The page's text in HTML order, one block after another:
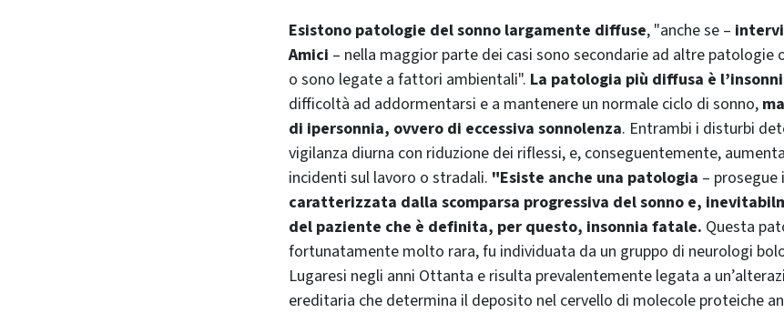
Esistono patologie del sonno largamente diffuse, "anche se –
Amici – nella maggior parte dei casi sono secondarie ad altre patologie
o sono legate a fattori ambientali". La patologia più diffusa è
difficoltà ad addormentarsi e a mantenere un normale ciclo di sonno,
di ipersonnia, ovvero di eccessiva sonnolenza. Entrambi i disturbi
vigilanza diurna con riduzione dei riflessi, e, conseguentemente,
incidenti sul lavoro o stradali. "Esiste anche una patologia – prosegue
caratterizzata dalla scomparsa progressiva del sonno e,
del paziente che è definita, per questo, insonnia fatale. Questa
fortunatamente molto rara, fu individuata da un gruppo di neurologi
Lugaresi negli anni Ottanta e risulta prevalentemente legata a
ereditaria che determina il deposito nel cervello di molecole proteiche